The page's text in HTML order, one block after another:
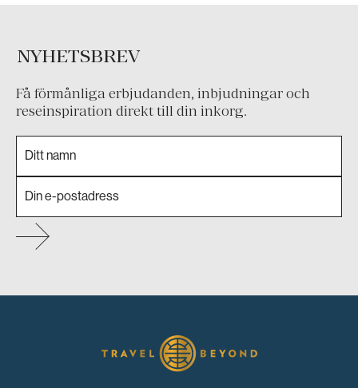
NYHETSBREV
Få förmånliga erbjudanden, inbjudningar och
reseinspiration direkt till din inkorg.